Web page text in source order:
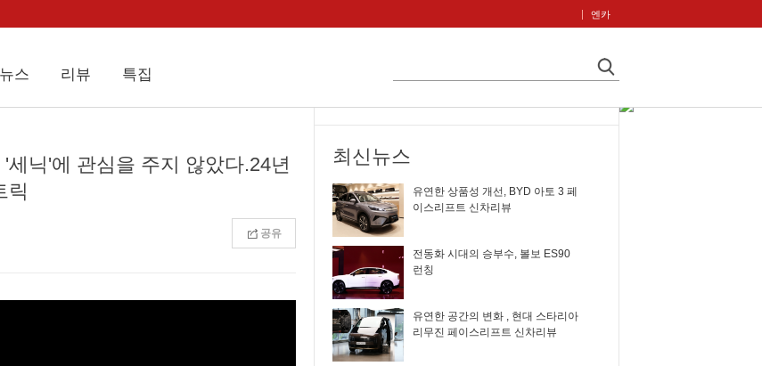
엔카
뉴스 리뷰 특집
닉'에 관심을 주지 않았다.24년
릭
공유
최신뉴스
유연한 상품성 개선, BYD 아토 3 페
이스리프트 신차리뷰
전동화 시대의 승부수, 볼보 ES90
런칭
유연한 공간의 변화 , 현대 스타리아
리무진 페이스리프트 신차리뷰